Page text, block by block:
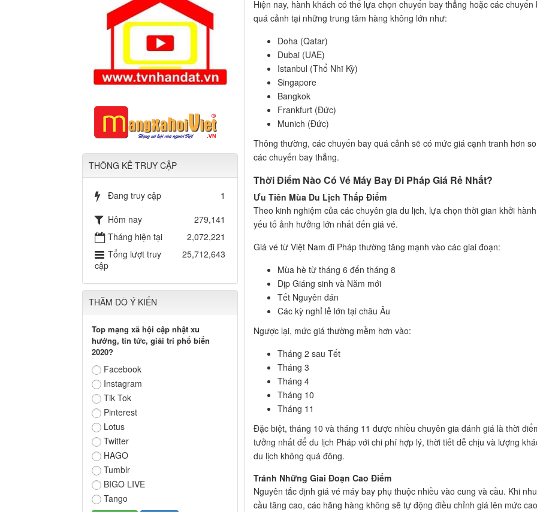
Hiện nay, hành khách có thể lựa chọn chuyến bay thẳng hoặc các chuyến
quá cảnh tại những trung tâm hàng không lớn như:
Doha (Qatar)
Dubai (UAE)
Istanbul (Thổ Nhĩ Kỳ)
Singapore
Bangkok
Frankfurt (Đức)
Munich (Đức)
Thông thường, các chuyến bay quá cảnh sẽ có mức giá cạnh tranh hơn
các chuyến bay thẳng.
Thời Điểm Nào Có Vé Máy Bay Đi Pháp Giá Rẻ Nhất?
Ưu Tiên Mùa Du Lịch Thấp Điểm
Theo kinh nghiệm của các chuyên gia du lịch, lựa chọn thời gian khởi
yếu tố ảnh hưởng lớn nhất đến giá vé.
Giá vé từ Việt Nam đi Pháp thường tăng mạnh vào các giai đoạn:
Mùa hè từ tháng 6 đến tháng 8
Dịp Giáng sinh và Năm mới
Tết Nguyên đán
Các kỳ nghỉ lễ lớn tại châu Âu
Ngược lại, mức giá thường mềm hơn vào:
Tháng 2 sau Tết
Tháng 3
Tháng 4
Tháng 10
Tháng 11
Đặc biệt, tháng 10 và tháng 11 được nhiều chuyên gia đánh giá là thời
tưởng nhất để du lịch Pháp với chi phí hợp lý, thời tiết dễ chịu và lượng
du lịch không quá đông.
Tránh Những Giai Đoạn Cao Điểm
Nguyên tắc định giá vé máy bay phụ thuộc nhiều vào cung và cầu. Khi nhu
cầu tăng cao, các hãng hàng không sẽ tự động điều chỉnh giá lên mức cao
THÔNG KÊ TRUY CẬP
Đang truy cập
1
Hôm nay
279,141
Tháng hiện tại
2,072,221
Tổng lượt truy
cập
25,712,643
THĂM DÒ Ý KIẾN
Top mạng xã hội cập nhật xu
hướng, tin tức, giải trí phổ biến
2020?
Facebook
Instagram
Tik Tok
Pinterest
Lotus
Twitter
HAGO
Tumblr
BIGO LIVE
Tango